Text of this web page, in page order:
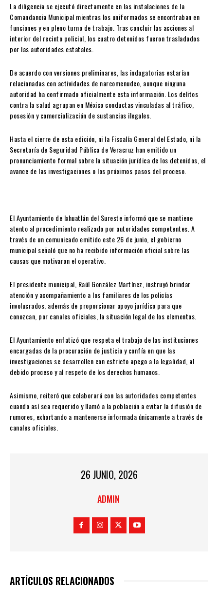
La diligencia se ejecutó directamente en las instalaciones de la
Comandancia Municipal mientras los uniformados se encontraban en
funciones y en pleno turno de trabajo. Tras concluir las acciones al
interior del recinto policial, los cuatro detenidos fueron trasladados
por las autoridades estatales.
De acuerdo con versiones preliminares, las indagatorias estarían
relacionadas con actividades de narcomenudeo, aunque ninguna
autoridad ha confirmado oficialmente esta información. Los delitos
contra la salud agrupan en México conductas vinculadas al tráfico,
posesión y comercialización de sustancias ilegales.
Hasta el cierre de esta edición, ni la Fiscalía General del Estado, ni la
Secretaría de Seguridad Pública de Veracruz han emitido un
pronunciamiento formal sobre la situación jurídica de los detenidos, el
avance de las investigaciones o los próximos pasos del proceso.
El Ayuntamiento de Ixhuatlán del Sureste informó que se mantiene
atento al procedimiento realizado por autoridades competentes. A
través de un comunicado emitido este 26 de junio, el gobierno
municipal señaló que no ha recibido información oficial sobre las
causas que motivaron el operativo.
El presidente municipal, Raúl González Martínez, instruyó brindar
atención y acompañamiento a los familiares de los policías
involucrados, además de proporcionar apoyo jurídico para que
conozcan, por canales oficiales, la situación legal de los elementos.
El Ayuntamiento enfatizó que respeta el trabajo de las instituciones
encargadas de la procuración de justicia y confía en que las
investigaciones se desarrollen con estricto apego a la legalidad, al
debido proceso y al respeto de los derechos humanos.
Asimismo, reiteró que colaborará con las autoridades competentes
cuando así sea requerido y llamó a la población a evitar la difusión de
rumores, exhortando a mantenerse informada únicamente a través de
canales oficiales.
26 JUNIO, 2026
ADMIN
ARTÍCULOS RELACIONADOS